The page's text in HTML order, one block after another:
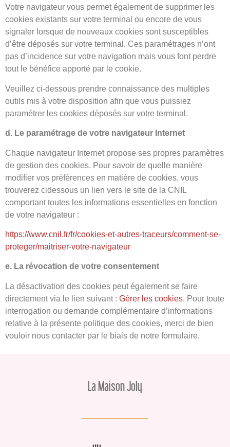
Votre navigateur vous permet également de supprimer les
cookies existants sur votre terminal ou encore de vous
signaler lorsque de nouveaux cookies sont susceptibles
d’être déposés sur votre terminal. Ces paramétrages n’ont
pas d’incidence sur votre navigation mais vous font perdre
tout le bénéfice apporté par le cookie.
Veuillez ci-dessous prendre connaissance des multiples
outils mis à votre disposition afin que vous puissiez
paramétrer les cookies déposés sur votre terminal.
d. Le paramétrage de votre navigateur Internet
Chaque navigateur Internet propose ses propres paramètres
de gestion des cookies. Pour savoir de quelle manière
modifier vos préférences en matière de cookies, vous
trouverez cidessous un lien vers le site de la CNIL
comportant toutes les informations essentielles en fonction
de votre navigateur :
https://www.cnil.fr/fr/cookies-et-autres-traceurs/comment-se-
proteger/maitriser-votre-navigateur
e. La révocation de votre consentement
La désactivation des cookies peut également se faire
directement via le lien suivant : Gérer les cookies. Pour toute
interrogation ou demande complémentaire d’informations
relative à la présente politique des cookies, merci de bien
vouloir nous contacter par le biais de notre formulaire.
La Maison Joly